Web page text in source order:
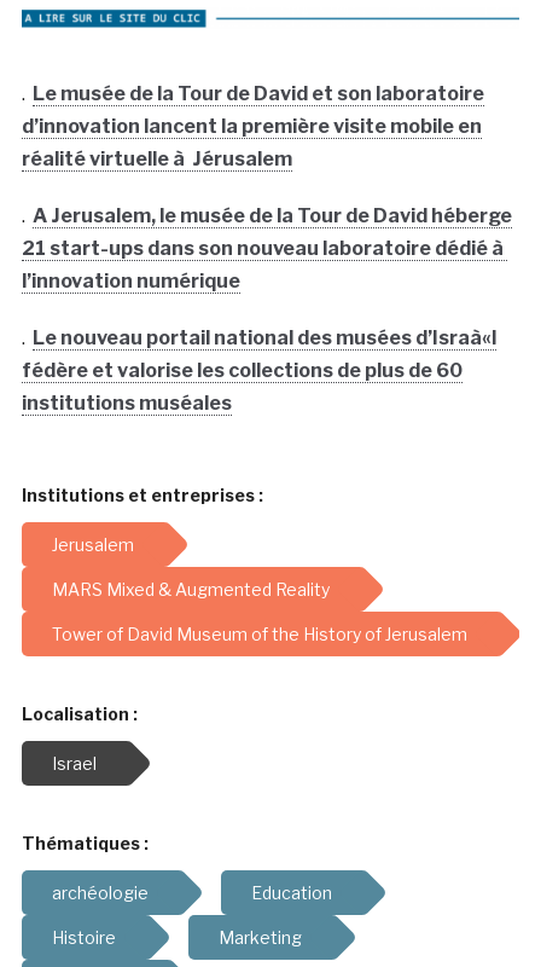
. Le musée de la Tour de David et son laboratoire
d’innovation lancent la première visite mobile en
réalité virtuelle à Jérusalem
. A Jerusalem, le musée de la Tour de David héberge
21 start-ups dans son nouveau laboratoire dédié à
l’innovation numérique
. Le nouveau portail national des musées d’Israà«l
fédère et valorise les collections de plus de 60
institutions muséales
Institutions et entreprises :
Jerusalem
MARS Mixed & Augmented Reality
Tower of David Museum of the History of Jerusalem
Localisation :
Israel
Thématiques :
archéologie Education
Histoire Marketing